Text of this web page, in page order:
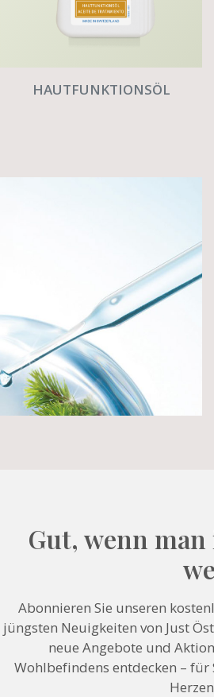
HAUTFUNKTIONSÖL
Gut, wenn
Abonnieren Sie unseren
jüngsten Neuigkeiten von Just
neue Angebote und
Wohlbefindens entdecken –